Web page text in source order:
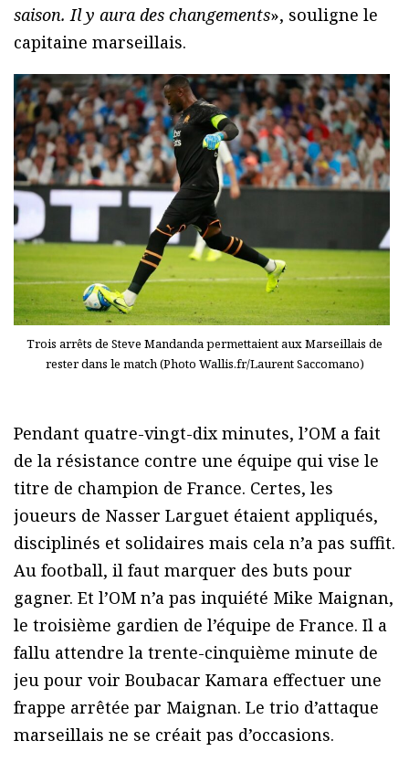
saison. Il y aura des changements», souligne le
capitaine marseillais.
Trois arrêts de Steve Mandanda permettaient aux Marseillais de
rester dans le match (Photo Wallis.fr/Laurent Saccomano)
Pendant quatre-vingt-dix minutes, l’OM a fait
de la résistance contre une équipe qui vise le
titre de champion de France. Certes, les
joueurs de Nasser Larguet étaient appliqués,
disciplinés et solidaires mais cela n’a pas suffit.
Au football, il faut marquer des buts pour
gagner. Et l’OM n’a pas inquiété Mike Maignan,
le troisième gardien de l’équipe de France. Il a
fallu attendre la trente-cinquième minute de
jeu pour voir Boubacar Kamara effectuer une
frappe arrêtée par Maignan. Le trio d’attaque
marseillais ne se créait pas d’occasions.